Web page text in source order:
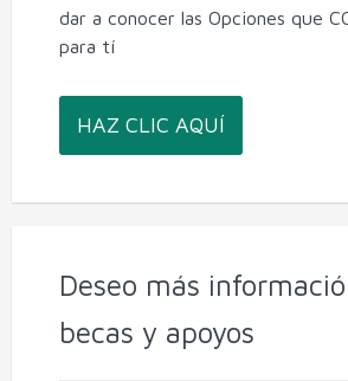
dar a conocer las Opciones que
para tí
HAZ CLIC AQUÍ
Deseo más
becas y apoyos